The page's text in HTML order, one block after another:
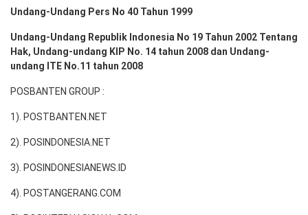
Undang-Undang Pers No 40 Tahun 1999
Undang-Undang Republik Indonesia No 19 Tahun 2002 Tentang
Hak, Undang-undang KIP No. 14 tahun 2008 dan Undang-
undang ITE No.11 tahun 2008
POSBANTEN GROUP :
1). POSTBANTEN.NET
2). POSINDONESIA.NET
3). POSINDONESIANEWS.ID
4). POSTANGERANG.COM